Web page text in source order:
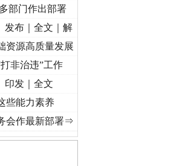
潮起..·[视频]一首歌的时间，读懂乐至的“诗与远方”
部门作出部署
发布｜全文｜解
资源高质量发展
非治违”工作
印发｜全文
些能力素养
会作最新部署⇒